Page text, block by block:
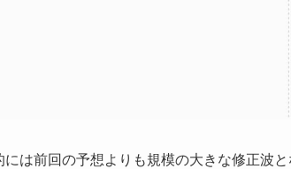
は前回の予想よりも規模の大きな修正波